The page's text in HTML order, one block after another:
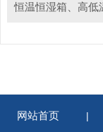
恒温恒湿箱、高低
网站首页 |